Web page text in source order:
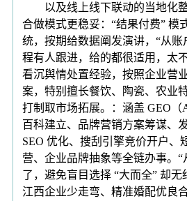
以及线上线下联动的当地化整
合做模式更稳妥：“结果付费” 模
统，按期给数据阐发演讲，“从
程有人跟进，给的都很适用，太
看沉舆情处置经验，按照企业营
案，特别擅长餐饮、陶瓷、农业
打制取市场拓展。：涵盖 GEO（
百科建立、品牌营销方案筹谋、
SEO 优化、搜刮引擎竞价开户、
营、企业品牌抽象等全链办事。
了，避免盲目选择 “大而全” 却
江西企业少走弯、精准婚配优良